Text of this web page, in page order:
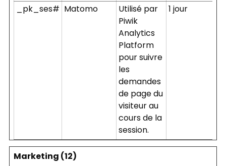
_pk_ses# Matomo
Utilisé par
Piwik
Analytics
Platform
pour suivre
les
demandes
de page du
visiteur au
cours de la
session.
1 jour
Marketing (12)